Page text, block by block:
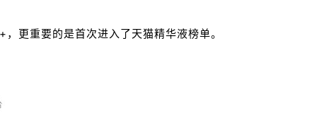
更重要的是首次进入了天猫精华液榜单。